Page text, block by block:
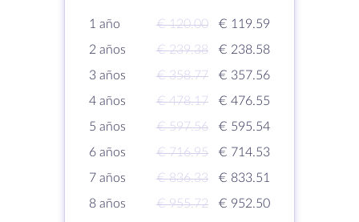
1 año € 120.00
€ 119.59
2 años
€ 239.38
€ 238.58
3 años
€ 358.77
€ 357.56
4 años
€ 478.17
€ 476.55
5 años
€ 597.56
€ 595.54
6 años
€ 716.95
€ 714.53
7 años
€ 836.33
€ 833.51
8 años
€ 955.72
€ 952.50